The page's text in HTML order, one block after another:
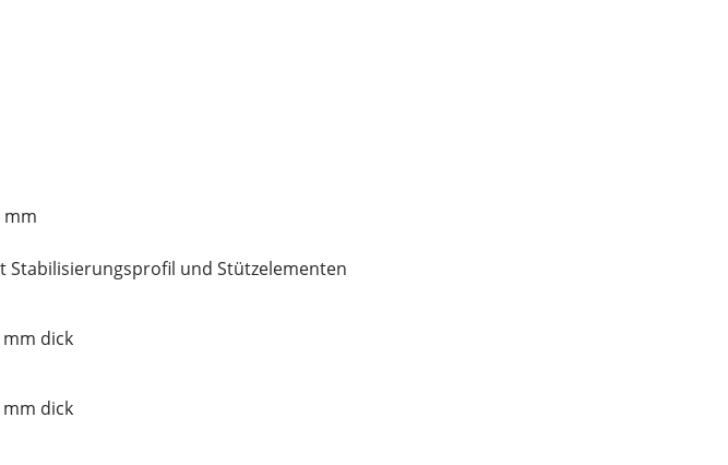
mm
Stabilisierungsprofil und Stützelementen
dick
dick